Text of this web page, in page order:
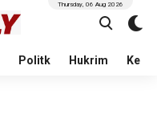
Politk Hukrim
Thursday, 06 Aug 2026